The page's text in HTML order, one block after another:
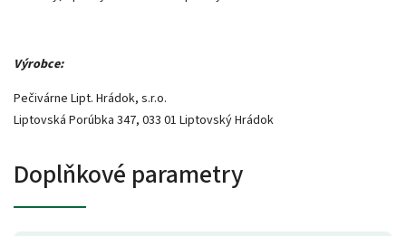
Výrobce:
Pečivárne Lipt. Hrádok, s.r.o.
Liptovská Porúbka 347, 033 01 Liptovský Hrádok
Doplňkové parametry